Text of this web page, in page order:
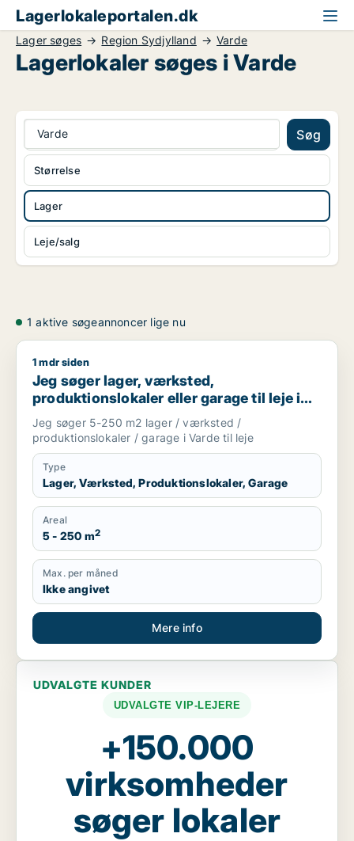
Lagerlokaleportalen.dk
Lager søges Region Sydjylland Varde
Lagerlokaler søges i Varde
Varde Søg
Lager
Leje/salg
Størrelse
1 aktive søgeannoncer lige nu
Jeg søger lager, værksted, produktionslokaler eller garage
1 mdr siden
Jeg søger lager, værksted,
produktionslokaler eller garage til leje i
Varde
Jeg søger 5-250 m2 lager / værksted /
produktionslokaler / garage i Varde til leje
Type
Lager, Værksted, Produktionslokaler, Garage
Areal
5 - 250 m2
Max. per måned
Ikke angivet
Mere info
UDVALGTE KUNDER
UDVALGTE VIP-LEJERE
+150.000
virksomheder
søger lokaler